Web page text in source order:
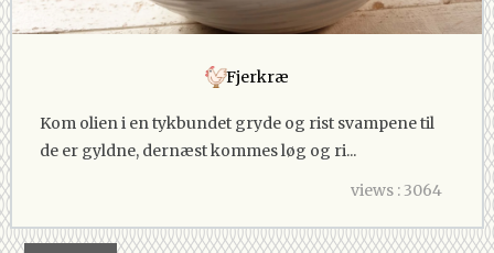
Fjerkræ
Kom olien i en tykbundet gryde og rist svampene til
de er gyldne, dernæst kommes løg og ri...
views : 3064